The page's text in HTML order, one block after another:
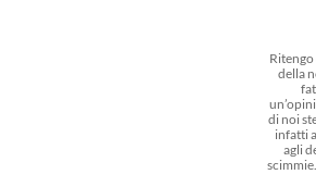
della
di noi
infatti
agli